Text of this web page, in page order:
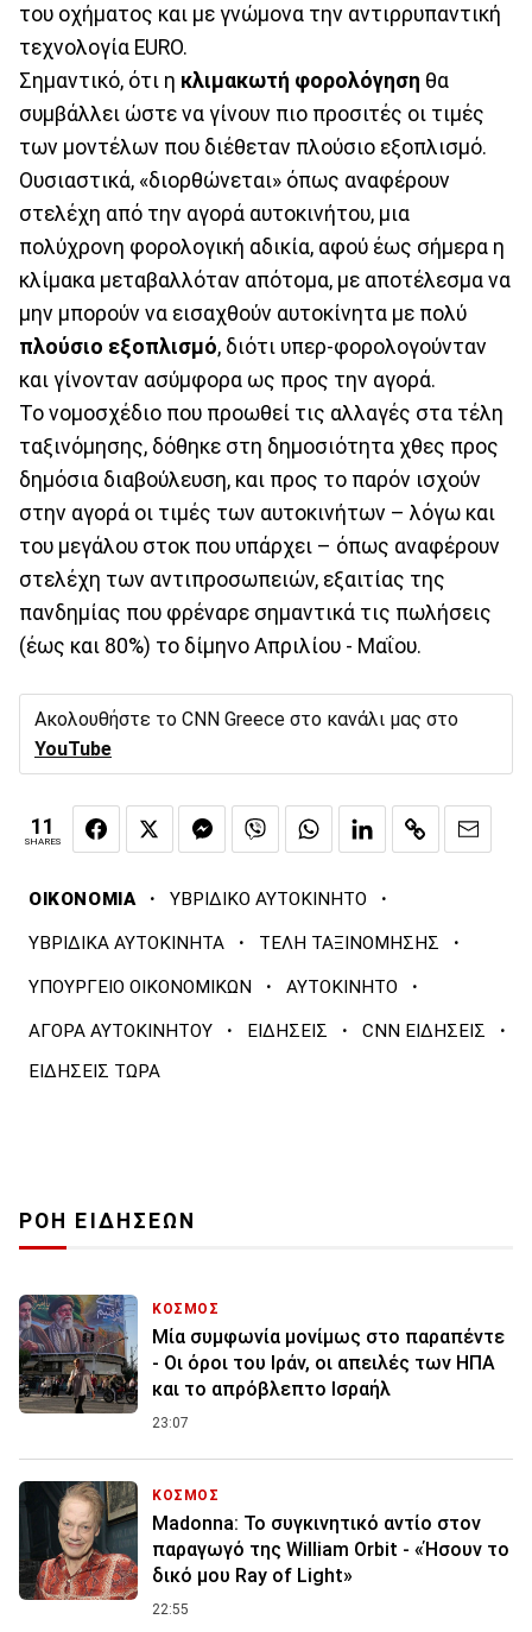
του οχήματος και με γνώμονα την αντιρρυπαντική
τεχνολογία EURO.
Σημαντικό, ότι η κλιμακωτή φορολόγηση θα
συμβάλλει ώστε να γίνουν πιο προσιτές οι τιμές
των μοντέλων που διέθεταν πλούσιο εξοπλισμό.
Ουσιαστικά, «διορθώνεται» όπως αναφέρουν
στελέχη από την αγορά αυτοκινήτου, μια
πολύχρονη φορολογική αδικία, αφού έως σήμερα η
κλίμακα μεταβαλλόταν απότομα, με αποτέλεσμα να
μην μπορούν να εισαχθούν αυτοκίνητα με πολύ
πλούσιο εξοπλισμό, διότι υπερ-φορολογούνταν
και γίνονταν ασύμφορα ως προς την αγορά.
Το νομοσχέδιο που προωθεί τις αλλαγές στα τέλη
ταξινόμησης, δόθηκε στη δημοσιότητα χθες προς
δημόσια διαβούλευση, και προς το παρόν ισχούν
στην αγορά οι τιμές των αυτοκινήτων – λόγω και
του μεγάλου στοκ που υπάρχει – όπως αναφέρουν
στελέχη των αντιπροσωπειών, εξαιτίας της
πανδημίας που φρέναρε σημαντικά τις πωλήσεις
(έως και 80%) το δίμηνο Απριλίου - Μαΐου.
Ακολουθήστε το CNN Greece στο κανάλι μας στο
YouTube
11
SHARES
ΟΙΚΟΝΟΜΙΑ · ΥΒΡΙΔΙΚΟ ΑΥΤΟΚΙΝΗΤΟ ·
ΥΒΡΙΔΙΚΑ ΑΥΤΟΚΙΝΗΤΑ · ΤΕΛΗ ΤΑΞΙΝΟΜΗΣΗΣ ·
ΥΠΟΥΡΓΕΙΟ ΟΙΚΟΝΟΜΙΚΩΝ · ΑΥΤΟΚΙΝΗΤΟ ·
ΑΓΟΡΑ ΑΥΤΟΚΙΝΗΤΟΥ · ΕΙΔΗΣΕΙΣ · CNN ΕΙΔΗΣΕΙΣ ·
ΕΙΔΗΣΕΙΣ ΤΩΡΑ
ΡΟΗ ΕΙΔΗΣΕΩΝ
ΚΟΣΜΟΣ
Μία συμφωνία μονίμως στο παραπέντε
- Οι όροι του Ιράν, οι απειλές των ΗΠΑ
και το απρόβλεπτο Ισραήλ
23:07
ΚΟΣΜΟΣ
Madonna: Το συγκινητικό αντίο στον
παραγωγό της William Orbit - «Ήσουν το
δικό μου Ray of Light»
22:55